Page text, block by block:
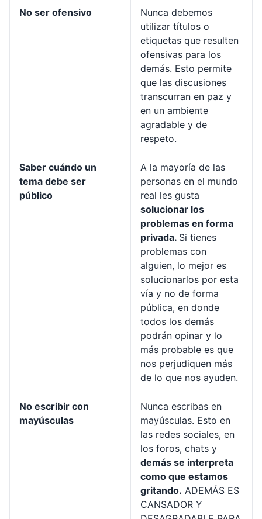
No ser ofensivo
Nunca debemos
utilizar títulos o
etiquetas que resulten
ofensivas para los
demás. Esto permite
que las discusiones
transcurran en paz y
en un ambiente
agradable y de
respeto.
Saber cuándo un
tema debe ser
público
A la mayoría de las
personas en el mundo
real les gusta
solucionar los
problemas en forma
privada. Si tienes
problemas con
alguien, lo mejor es
solucionarlos por esta
vía y no de forma
pública, en donde
todos los demás
podrán opinar y lo
más probable es que
nos perjudiquen más
de lo que nos ayuden.
No escribir con
mayúsculas
Nunca escribas en
mayúsculas. Esto en
las redes sociales, en
los foros, chats y
demás se interpreta
como que estamos
gritando. ADEMÁS ES
CANSADOR Y